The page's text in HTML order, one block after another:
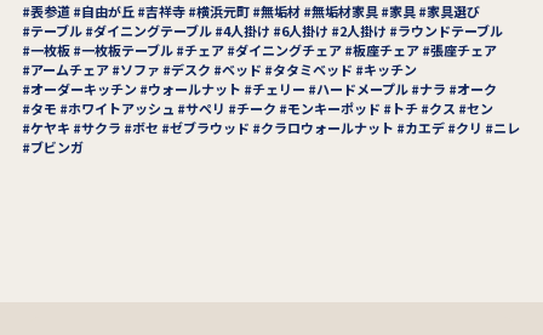
表参道 自由が丘 吉祥寺 横浜元町 無垢材 無垢材家具 家具 家具選び
テーブル ダイニングテーブル 4人掛け 6人掛け 2人掛け
ラウンドテーブル
一枚板 一枚板テーブル チェア ダイニングチェア 板座チェア 張座チェア
アームチェア
ソファ デスク ベッド タタミベッド
キッチン
オーダーキッチン
ウォールナット チェリー ハードメープル ナラ
オーク
タモ
ホワイトアッシュ サペリ チーク モンキーポッド トチ クス
セン
ケヤキ
サクラ ボセ ゼブラウッド クラロウォールナット カエデ クリ
ニレ
ブビンガ